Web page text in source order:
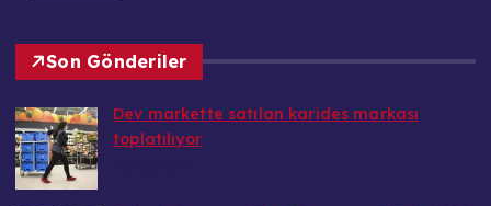
Son Gönderiler
Dev markette satılan karides markası
toplatılıyor